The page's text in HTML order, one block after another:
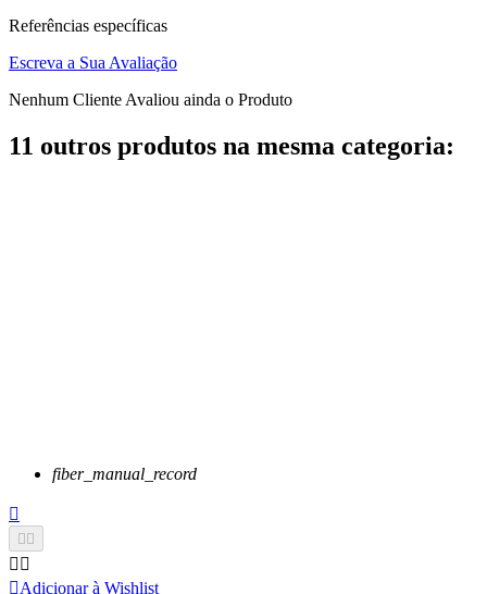
Referências específicas
Escreva a Sua Avaliação
Nenhum Cliente Avaliou ainda o Produto
11 outros produtos na mesma categoria:
fiber_manual_record

 
 
Adicionar à Wishlist